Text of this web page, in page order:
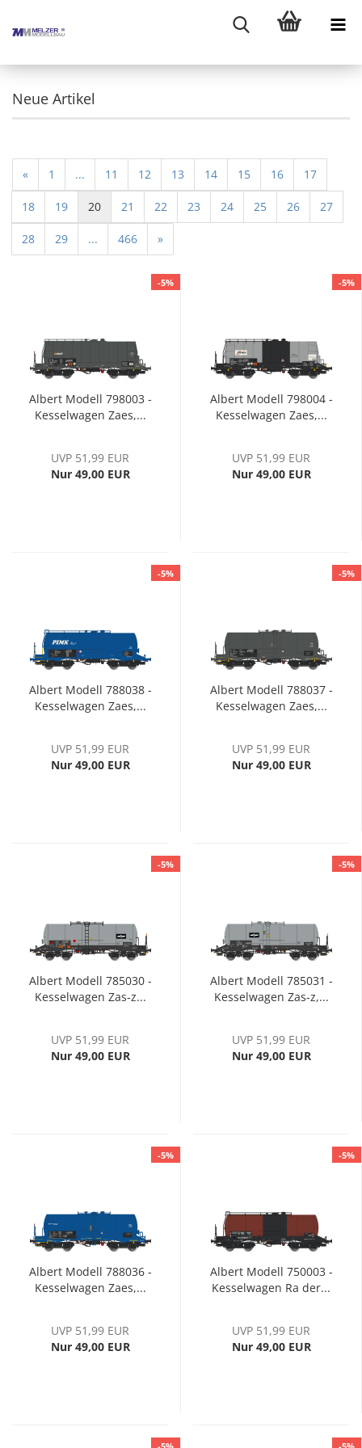
Neue Artikel
« 1 ... 11 12 13 14 15 16 17
18 19 20 21 22 23 24 25 26 27
28 29 ... 466 »
-5%
Albert Modell 798003 -
Kesselwagen Zaes,...
UVP 51,99 EUR
Nur 49,00 EUR
-5%
Albert Modell 798004 -
Kesselwagen Zaes,...
UVP 51,99 EUR
Nur 49,00 EUR
-5%
Albert Modell 788038 -
Kesselwagen Zaes,...
UVP 51,99 EUR
Nur 49,00 EUR
-5%
Albert Modell 788037 -
Kesselwagen Zaes,...
UVP 51,99 EUR
Nur 49,00 EUR
-5%
Albert Modell 785030 -
Kesselwagen Zas-z...
UVP 51,99 EUR
Nur 49,00 EUR
-5%
Albert Modell 785031 -
Kesselwagen Zas-z,...
UVP 51,99 EUR
Nur 49,00 EUR
-5%
Albert Modell 788036 -
Kesselwagen Zaes,...
UVP 51,99 EUR
Nur 49,00 EUR
-5%
Albert Modell 750003 -
Kesselwagen Ra der...
UVP 51,99 EUR
Nur 49,00 EUR